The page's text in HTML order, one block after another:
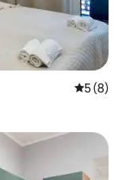
5 (8)